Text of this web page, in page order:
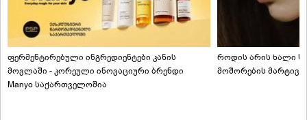
ფერმენტირებული ინგრედიენტები კანის
მოვლაში - კორეული ინოვაციური ბრენდი
Manyo საქართველოშია
როდის არის ხალი
მოშორების